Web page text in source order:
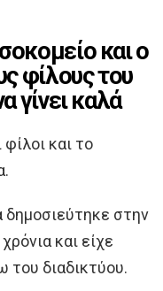
και ο
φίλους του
γίνει καλά
και το
δημοσιεύτηκε στην
και είχε
του διαδικτύου.